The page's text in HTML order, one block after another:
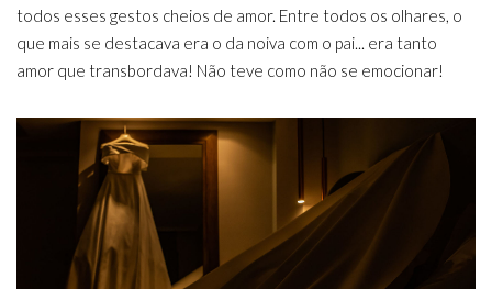
todos esses gestos cheios de amor. Entre todos os olhares, o
que mais se destacava era o da noiva com o pai... era tanto
amor que transbordava! Não teve como não se emocionar!